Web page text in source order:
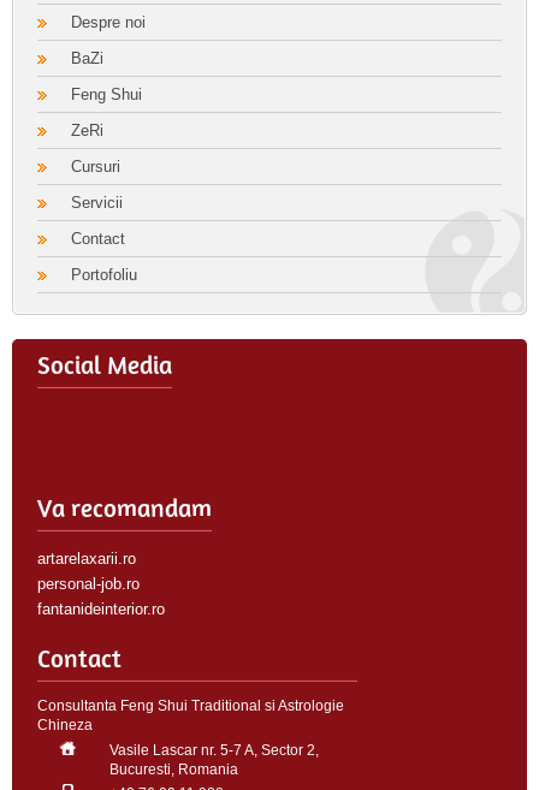
Despre noi
BaZi
Feng Shui
ZeRi
Cursuri
Servicii
Contact
Portofoliu
Social Media
Va recomandam
artarelaxarii.ro
personal-job.ro
fantanideinterior.ro
Contact
Consultanta Feng Shui Traditional si Astrologie
Chineza
Vasile Lascar nr. 5-7 A, Sector 2,
Bucuresti, Romania